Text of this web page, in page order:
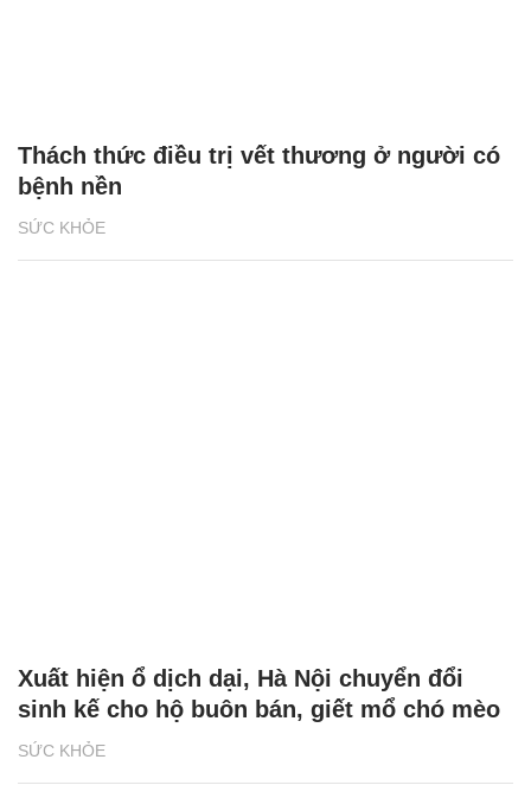
SỨC KHỎE
Thách thức điều trị vết thương ở người có
bệnh nền
SỨC KHỎE
Xuất hiện ổ dịch dại, Hà Nội chuyển đổi
sinh kế cho hộ buôn bán, giết mổ chó mèo